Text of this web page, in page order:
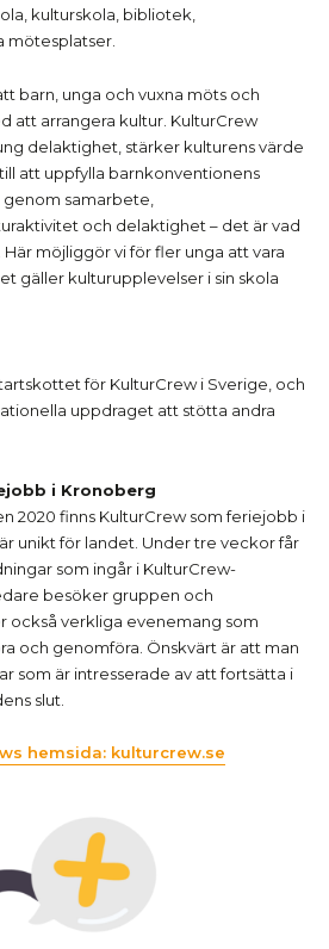
kulturskola, bibliotek,
mötesplatser.
barn, unga och vuxna möts och
att arrangera kultur. KulturCrew
delaktighet, stärker kulturens värde
att uppfylla barnkonventionens
samarbete,
och delaktighet – det är vad
möjliggör vi för fler unga att vara
gäller kulturupplevelser i sin skola
för KulturCrew i Sverige, och
uppdraget att stötta andra
i Kronoberg
2020 finns KulturCrew som feriejobb i
unikt för landet. Under tre veckor får
som ingår i KulturCrew-
besöker gruppen och
också verkliga evenemang som
och genomföra. Önskvärt är att man
som är intresserade av att fortsätta i
slut.
hemsida: kulturcrew.se